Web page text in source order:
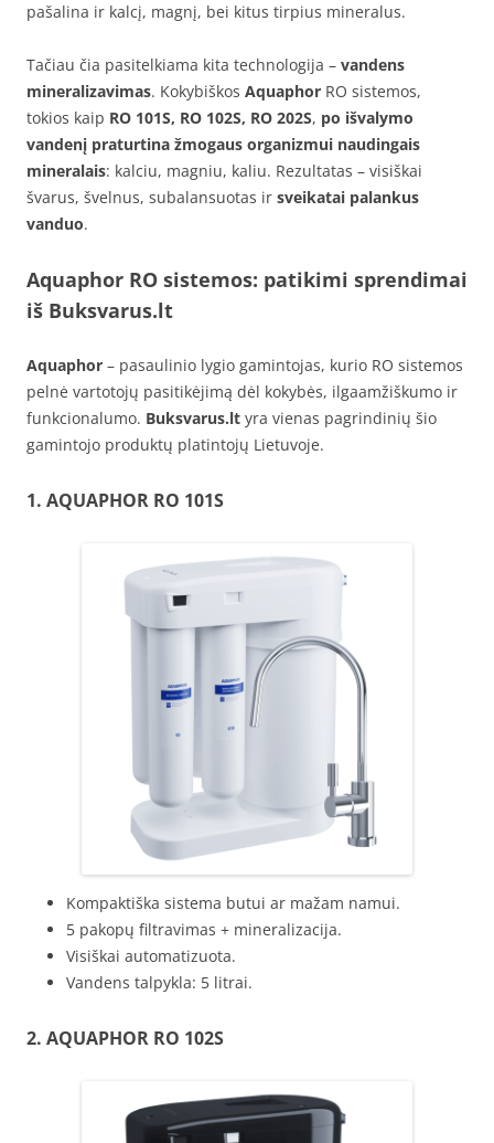
pašalina ir kalcį, magnį, bei kitus tirpius mineralus.
Tačiau čia pasitelkiama kita technologija – vandens
mineralizavimas. Kokybiškos Aquaphor RO sistemos,
tokios kaip RO 101S, RO 102S, RO 202S, po išvalymo
vandenį praturtina žmogaus organizmui naudingais
mineralais: kalciu, magniu, kaliu. Rezultatas – visiškai
švarus, švelnus, subalansuotas ir sveikatai palankus
vanduo.
Aquaphor RO sistemos: patikimi sprendimai
iš Buksvarus.lt
Aquaphor – pasaulinio lygio gamintojas, kurio RO sistemos
pelnė vartotojų pasitikėjimą dėl kokybės, ilgaamžiškumo ir
funkcionalumo. Buksvarus.lt yra vienas pagrindinių šio
gamintojo produktų platintojų Lietuvoje.
1. AQUAPHOR RO 101S
Kompaktiška sistema butui ar mažam namui.
5 pakopų filtravimas + mineralizacija.
Visiškai automatizuota.
Vandens talpykla: 5 litrai.
2. AQUAPHOR RO 102S